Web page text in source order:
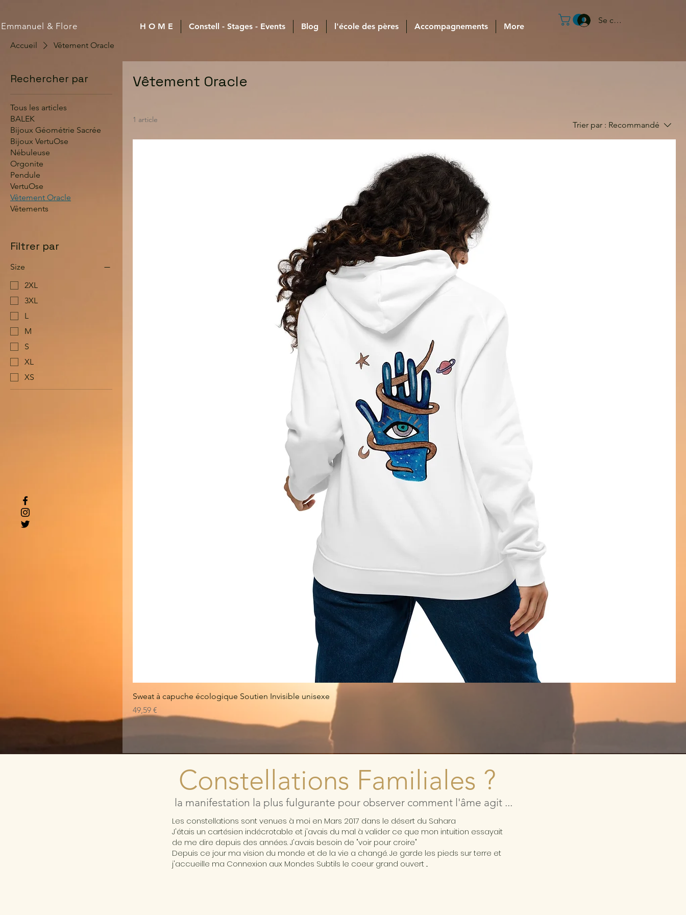
Se connecter
Emmanuel & Flore H O M E Constell - Stages - Events Blog l'école des pères Accompagnements
More
Accueil
Vêtement Oracle
Rechercher par
Tous les articles
BALEK
Bijoux Géométrie Sacrée
Bijoux VertuOse
Nébuleuse
Orgonite
Pendule
VertuOse
Vêtement Oracle
Vêtements
Filtrer par
Size
2XL
3XL
L
M
S
XL
XS
Vêtement Oracle
1 article
Trier par : Recommandé
Sweat à capuche écologique Soutien Invisible unisexe
Prix
49,59 €
Constellations Familiales ?
la manifestation la plus fulgurante pour observer comment l'âme agit ...
Les constellations sont venues à moi en Mars 2017 dans le désert du Sahara
J'étais un cartésien indécrotable et j'avais du mal à valider ce que mon intuition essayait
de me dire depuis des années. J'avais besoin de "voir pour croire"
Depuis ce jour ma vision du monde et de la vie a changé. Je garde les pieds sur terre et
j'accueille ma Connexion aux Mondes Subtils le coeur grand ouvert ...